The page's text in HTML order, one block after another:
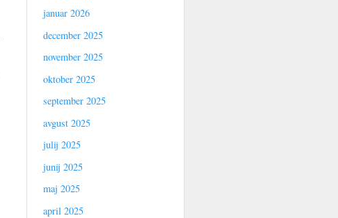
januar 2026
december 2025
november 2025
oktober 2025
september 2025
avgust 2025
julij 2025
junij 2025
maj 2025
april 2025